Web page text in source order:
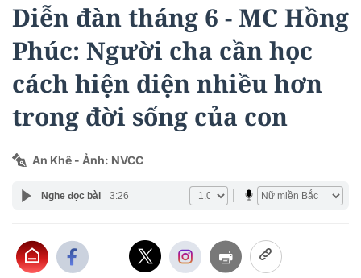
Diễn đàn tháng 6 - MC Hồng
Phúc: Người cha cần học
cách hiện diện nhiều hơn
trong đời sống của con
An Khê - Ảnh: NVCC
Nghe đọc bài 3:26